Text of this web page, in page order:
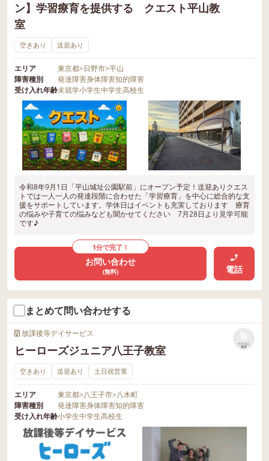
ン】学習療育を提供する クエスト平山教
室
空きあり 送迎あり
エリア 東京都>日野市>平山
障害種別
発達障害身体障害知的障害
受け入れ年齢未就学小学生中学生高校生
令和8年9月1日「平山城址公園駅前」にオープン予定！送迎ありクエス
トでは一人一人の発達段階に合わせた「学習療育」を中心に総合的な支
援をサポートしています。学休日はイベントも充実しております 療育
の悩みや子育ての悩みなども聞かせてください 7月28日より見学可能
です♪
1分で完了！
お問い合わせ
(無料) 電話
まとめて問い合わせする
放課後等デイサービス
ヒーローズジュニア八王子教室
リストに
保存
空きあり 送迎あり 土日祝営業
エリア 東京都>八王子市>八木町
障害種別
発達障害身体障害知的障害
受け入れ年齢小学生中学生高校生